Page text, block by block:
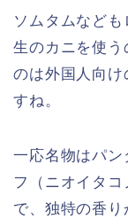
ソムタムなど
生のカニを使う
のは外国人向
すね。
一応名物はパ
フ（ニオイタ
で、独特の香